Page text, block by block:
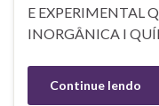
E EXPERIMENTAL
INORGÂNICA I
Continue lendo